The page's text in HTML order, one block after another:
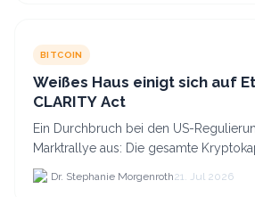
BITCOIN
Weißes Haus einigt sich auf
CLARITY Act
Ein Durchbruch bei den US-
Marktrallye aus: Die gesamte
am 21.
Dr. Stephanie Morgenroth21. Jul 2026